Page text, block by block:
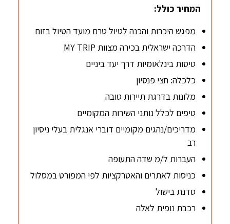
המחיר כולל:
מפגש היכרות והכנה לטיול טרם מועד הטיול בזום
הדרכה ישראלית בכירה מצוות MY TRIP
טיסות בינלאומיות דרך יעד ביניים
כלכלה: חצי פנסיון
מלונות בדרגת תיירות טובה
טיפים לכלל נותני השירות המקומיים
מדריכים/נהגים מקומיים דוברי אנגלית בעלי ניסיון
רב
העברות ל/מ שדה התעופה
כניסות לאתרים והאטרקציות לפי המפורט במסלול
סדנת בישול
רכבת נופית לאלה